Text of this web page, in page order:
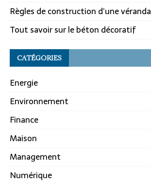
Règles de construction d’une véranda
Tout savoir sur le béton décoratif
CATÉGORIES
Energie
Environnement
Finance
Maison
Management
Numérique